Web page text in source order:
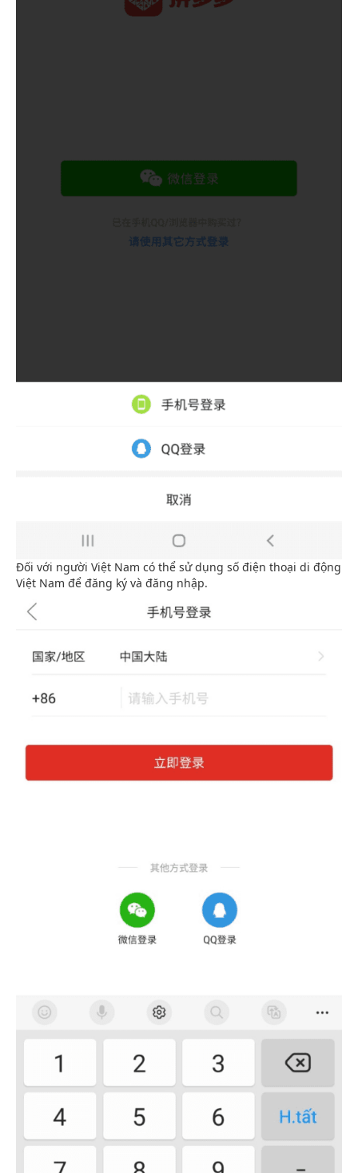
Đối với người Việt Nam có thể sử dụng số điện thoại di động
Việt Nam để đăng ký và đăng nhập.